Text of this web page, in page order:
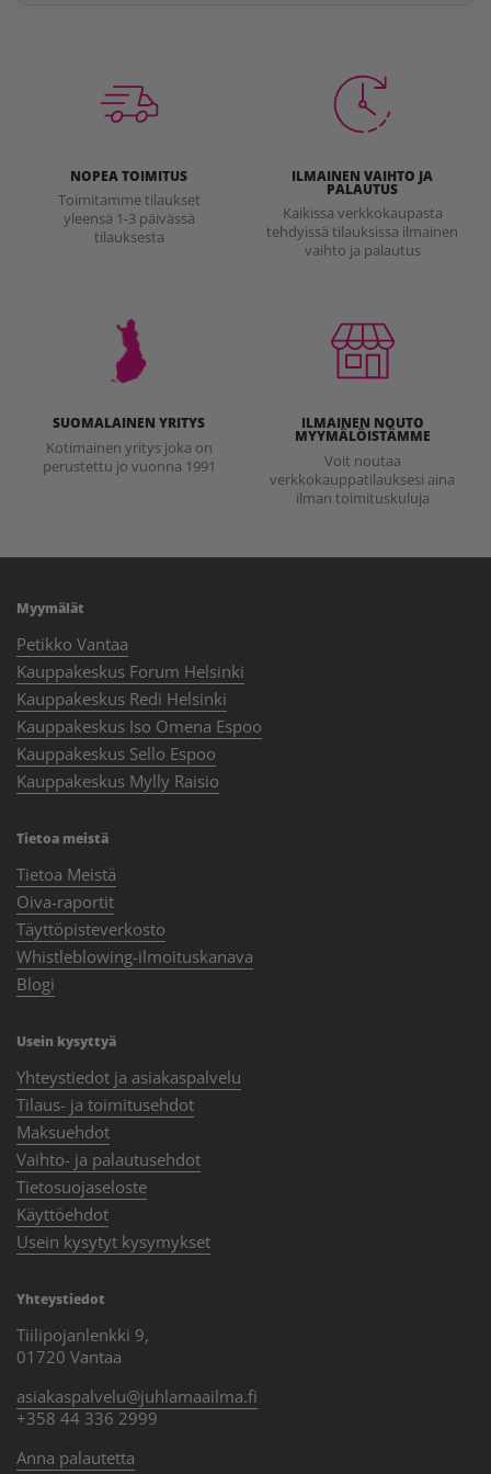
NOPEA TOIMITUS
Toimitamme tilaukset
yleensä 1-3 päivässä
tilauksesta
ILMAINEN VAIHTO JA
PALAUTUS
Kaikissa verkkokaupasta
tehdyissä tilauksissa ilmainen
vaihto ja palautus
SUOMALAINEN YRITYS
Kotimainen yritys joka on
perustettu jo vuonna 1991
ILMAINEN NOUTO
MYYMÄLÖISTÄMME
Voit noutaa
verkkokauppatilauksesi aina
ilman toimituskuluja
Myymälät
Petikko Vantaa
Kauppakeskus Forum Helsinki
Kauppakeskus Redi Helsinki
Kauppakeskus Iso Omena Espoo
Kauppakeskus Sello Espoo
Kauppakeskus Mylly Raisio
Tietoa meistä
Tietoa Meistä
Oiva-raportit
Täyttöpisteverkosto
Whistleblowing-ilmoituskanava
Blogi
Usein kysyttyä
Yhteystiedot ja asiakaspalvelu
Tilaus- ja toimitusehdot
Maksuehdot
Vaihto- ja palautusehdot
Tietosuojaseloste
Käyttöehdot
Usein kysytyt kysymykset
Yhteystiedot
Tiilipojanlenkki 9,
01720 Vantaa
asiakaspalvelu@juhlamaailma.fi
+358 44 336 2999
Anna palautetta